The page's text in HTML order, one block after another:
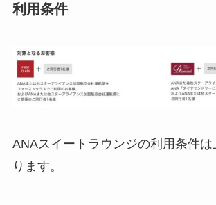
利用条件
ANAスイートラウンジの利用条件
ります。